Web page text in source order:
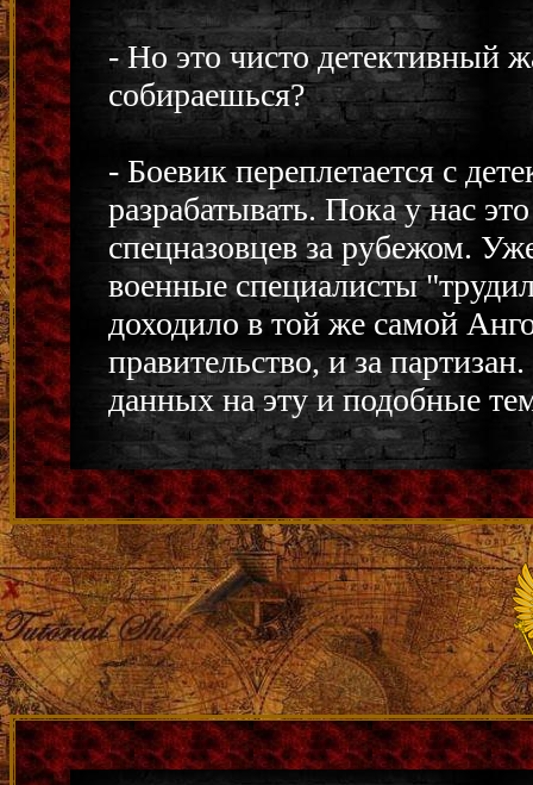
- Но это чисто детективный
собираешься?
- Боевик переплетается с
разрабатывать. Пока у нас
спецназовцев за рубежом.
военные специалисты
доходило в той же самой
правительство, и за
данных на эту и подобные